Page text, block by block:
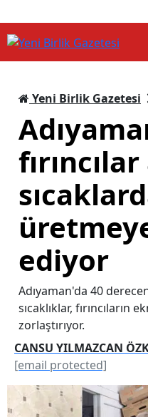
Yeni Birlik Gazetesi
fırıncılar
ediyor
Adıyaman'da 40
sıcaklıklar, fırıncıların
zorlaştırıyor.
CANSU YILMAZCAN
[email protected]